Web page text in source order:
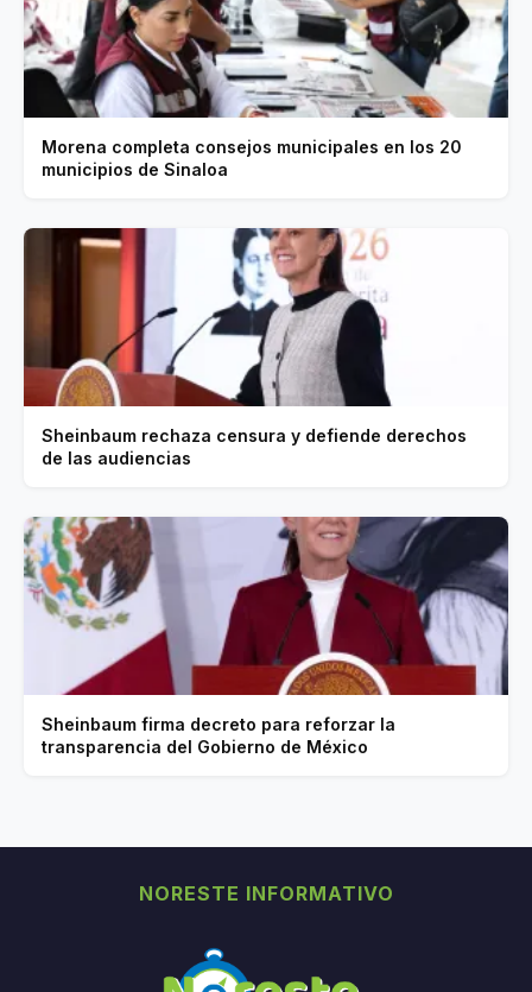
Morena completa consejos municipales en los 20
municipios de Sinaloa
Sheinbaum rechaza censura y defiende derechos
de las audiencias
Sheinbaum firma decreto para reforzar la
transparencia del Gobierno de México
NORESTE INFORMATIVO